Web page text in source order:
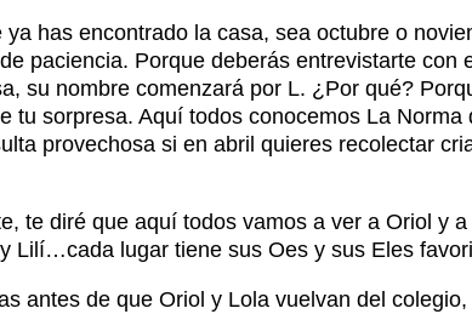
ya has encontrado la casa, sea octubre o
paciencia. Porque deberás entrevistarte
su nombre comenzará por L. ¿Por qué?
tu sorpresa. Aquí todos conocemos La
provechosa si en abril quieres recolectar
te diré que aquí todos vamos a ver a Oriol y
Lilí…cada lugar tiene sus Oes y sus Eles
antes de que Oriol y Lola vuelvan del